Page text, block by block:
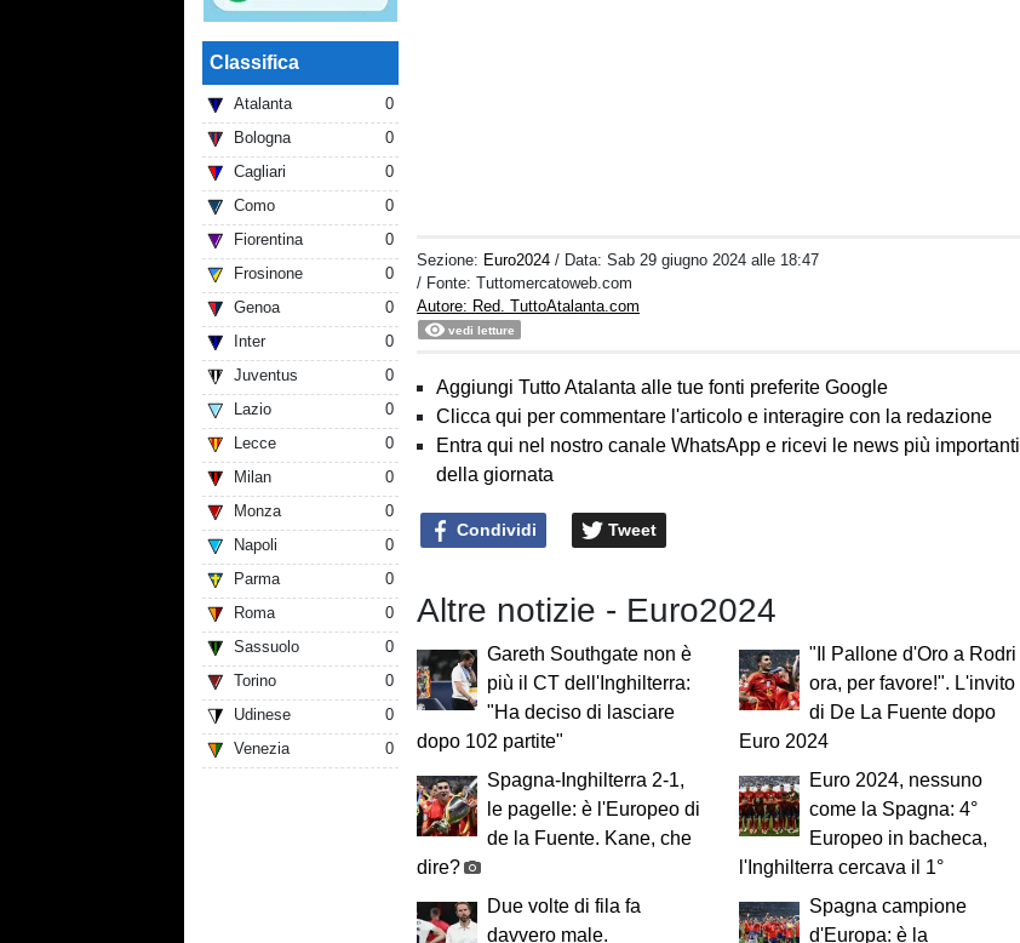
Classifica
Atalanta
0
Bologna
0
Cagliari
0
Como
0
Fiorentina
0
Frosinone
0
Genoa
0
Inter
0
Juventus
0
Lazio
0
Lecce
0
Milan
0
Monza
0
Napoli
0
Parma
0
Roma
0
Sassuolo
0
Torino
0
Udinese
0
Venezia
0
Sezione: Euro2024 / Data:Sab 29 giugno 2024 alle 18:47
/ Fonte: Tuttomercatoweb.com
Autore: Red. TuttoAtalanta.com
vedi letture
Aggiungi Tutto Atalanta alle tue fonti preferite Google
Clicca qui per commentare l'articolo e interagire con la redazione
Entra qui nel nostro canale WhatsApp e ricevi le news più importanti
della giornata
Condividi Tweet
Altre notizie - Euro2024
Gareth Southgate non è
più il CT dell'Inghilterra:
"Ha deciso di lasciare
dopo 102 partite"
"Il Pallone d'Oro a Rodri
ora, per favore!". L'invito
di De La Fuente dopo
Euro 2024
Spagna-Inghilterra 2-1,
le pagelle: è l'Europeo di
de la Fuente. Kane, che
dire?
Euro 2024, nessuno
come la Spagna: 4°
Europeo in bacheca,
l'Inghilterra cercava il 1°
Due volte di fila fa
davvero male.
Spagna campione
d'Europa: è la